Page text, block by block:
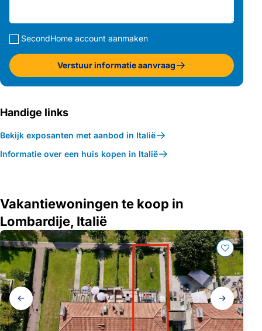
SecondHome account aanmaken
Verstuur informatie aanvraag
Handige links
Bekijk exposanten met aanbod in Italië
Informatie over een huis kopen in Italië
Vakantiewoningen te koop in
Lombardije, Italië
Galerij
navigatie